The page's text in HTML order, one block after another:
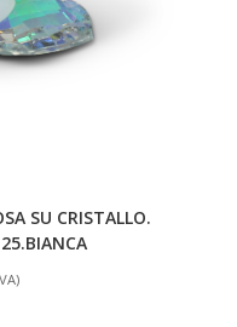
SU CRISTALLO.